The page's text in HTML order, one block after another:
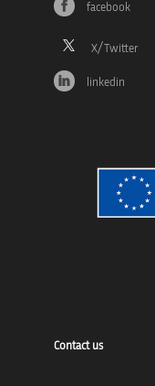
facebook
linkedin
Contact us